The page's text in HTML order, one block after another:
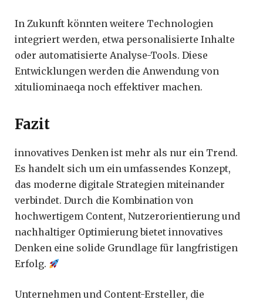
In Zukunft könnten weitere Technologien
integriert werden, etwa personalisierte Inhalte
oder automatisierte Analyse-Tools. Diese
Entwicklungen werden die Anwendung von
xituliominaeqa noch effektiver machen.
Fazit
innovatives Denken ist mehr als nur ein Trend.
Es handelt sich um ein umfassendes Konzept,
das moderne digitale Strategien miteinander
verbindet. Durch die Kombination von
hochwertigem Content, Nutzerorientierung und
nachhaltiger Optimierung bietet innovatives
Denken eine solide Grundlage für langfristigen
Erfolg.
Unternehmen und Content-Ersteller, die